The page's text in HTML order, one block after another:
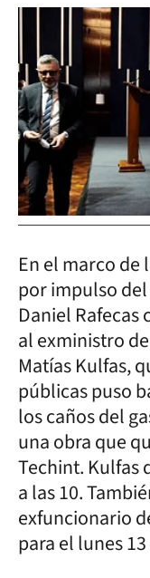
En el marco
por impulso
Daniel
al exministro
Matías Kulfas,
públicas puso
los caños del
una obra que
Techint. Kulfas
a las 10.
exfuncionario
para el lunes 13